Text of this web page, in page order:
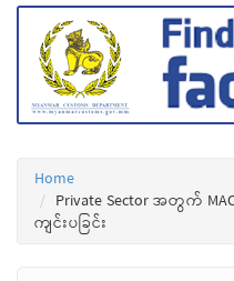
Home
Private Sector အတွက်
ကျင်းပခြင်း